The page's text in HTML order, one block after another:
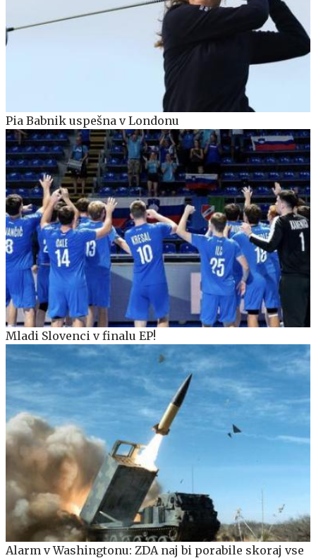
Pia Babnik uspešna v Londonu
Mladi Slovenci v finalu EP!
Alarm v Washingtonu: ZDA naj bi porabile skoraj vse